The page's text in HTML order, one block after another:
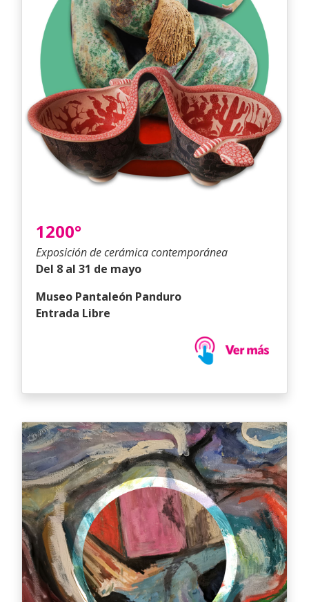
1200°
Exposición de cerámica contemporánea
Del 8 al 31 de mayo
Museo Pantaleón Panduro
Entrada Libre